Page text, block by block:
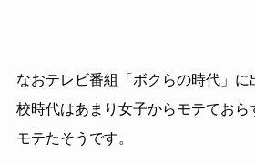
なおテレビ番組「ボクらの時代」に
校時代はあまり女子からモテておら
モテたそうです。